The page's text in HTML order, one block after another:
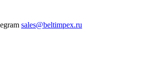
sales@beltimpex.ru